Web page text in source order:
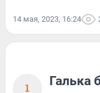
14 мая, 2023, 16:24
1
Галька